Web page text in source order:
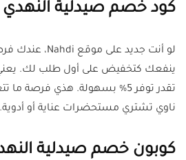
كود خصم صيدلية
لو أنت جديد على موقع Nahdi، عندك فرصة ذهبية لأن كود (
ينفعك كتخفيض على أول طلب لك.
تقدر توفر 5% بسهولة. هذي فرصة
ناوي تشتري مستحضرات عناية أو أدوية.
كوبون خصم صيدلية